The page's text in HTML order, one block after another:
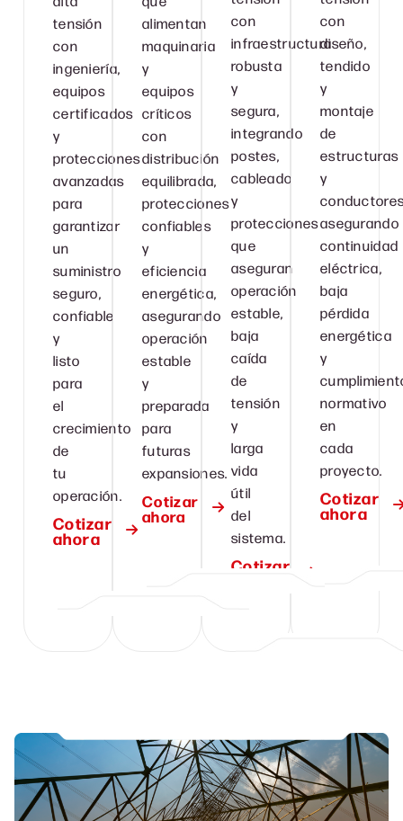
tensión
con
ingeniería,
equipos
certificados
y
protecciones
avanzadas
para
garantizar
un
suministro
seguro,
confiable
y
listo
para
el
crecimiento
de
tu
operación.
Cotizar
ahora
alimentan
maquinaria
y
equipos
críticos
con
distribución
equilibrada,
protecciones
confiables
y
eficiencia
energética,
asegurando
operación
estable
y
preparada
para
futuras
expansiones.
Cotizar
ahora
con
infraestructura
robusta
y
segura,
integrando
postes,
cableado
y
protecciones
que
aseguran
operación
estable,
baja
caída
de
tensión
y
larga
vida
útil
del
sistema.
Cotizar
con
diseño,
tendido
y
montaje
de
estructuras
y
asegurando
continuidad
eléctrica,
baja
pérdida
energética
y
normativo
en
cada
proyecto.
Cotizar
ahora